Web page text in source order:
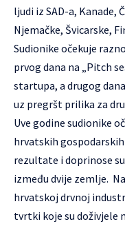
ljudi iz SAD-a, Kanade,
Njemačke, Švicarske,
Sudionike očekuje
prvog dana na „Pitch
startupa, a drugog
uz pregršt prilika za
Uve godine sudionike
hrvatskih
rezultate i doprinose
između dvije zemlje.
hrvatskoj drvnoj
tvrtki koje su doživjele